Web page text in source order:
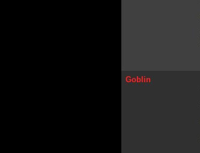
Goblin